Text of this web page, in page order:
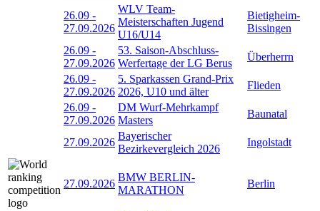
26.09 -
27.09.2026
WLV Team-
Meisterschaften Jugend
U16/U14
Bietigheim-
Bissingen
26.09 -
27.09.2026
53. Saison-Abschluss-
Werfertage der LG Berus
Überherrn
26.09 -
27.09.2026
5. Sparkassen Grand-Prix
2026, U10 und älter
Flieden
26.09 -
27.09.2026
DM Wurf-Mehrkampf
Masters
Baunatal
27.09.2026
Bayerischer
Bezirkevergleich 2026
Ingolstadt
27.09.2026
BMW BERLIN-
MARATHON
Berlin